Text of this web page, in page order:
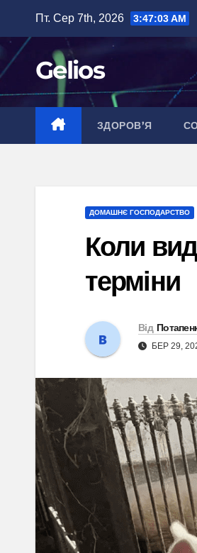
вмісту
Пт. Сер 7th, 2026 3:47:04 AM
Gelios
ЗДОРОВ’Я
ДОМАШНЄ ГОСПОДАРСТВО
Коли
терміни
Від
БЕР 29,